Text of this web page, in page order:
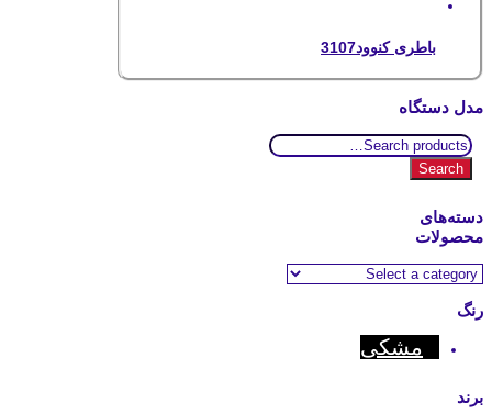
باطری کنوود3107
مدل دستگاه
Search
for:
Search
دسته‌های
محصولات
رنگ
مشکی
برند